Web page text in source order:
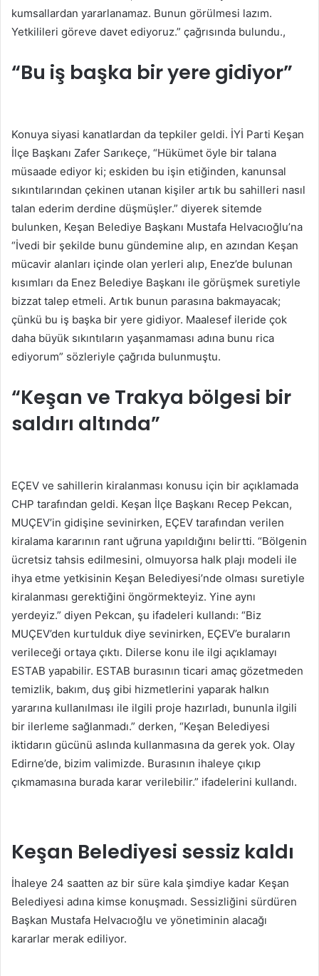
kumsallardan yararlanamaz. Bunun görülmesi lazım.
Yetkilileri göreve davet ediyoruz.” çağrısında bulundu.,
“Bu iş başka bir yere gidiyor”
Konuya siyasi kanatlardan da tepkiler geldi. İYİ Parti Keşan
İlçe Başkanı Zafer Sarıkeçe, “Hükümet öyle bir talana
müsaade ediyor ki; eskiden bu işin etiğinden, kanunsal
sıkıntılarından çekinen utanan kişiler artık bu sahilleri nasıl
talan ederim derdine düşmüşler.” diyerek sitemde
bulunken, Keşan Belediye Başkanı Mustafa Helvacıoğlu’na
“İvedi bir şekilde bunu gündemine alıp, en azından Keşan
mücavir alanları içinde olan yerleri alıp, Enez’de bulunan
kısımları da Enez Belediye Başkanı ile görüşmek suretiyle
bizzat talep etmeli. Artık bunun parasına bakmayacak;
çünkü bu iş başka bir yere gidiyor. Maalesef ileride çok
daha büyük sıkıntıların yaşanmaması adına bunu rica
ediyorum” sözleriyle çağrıda bulunmuştu.
“Keşan ve Trakya bölgesi bir
saldırı altında”
EÇEV ve sahillerin kiralanması konusu için bir açıklamada
CHP tarafından geldi. Keşan İlçe Başkanı Recep Pekcan,
MUÇEV’in gidişine sevinirken, EÇEV tarafından verilen
kiralama kararının rant uğruna yapıldığını belirtti. “Bölgenin
ücretsiz tahsis edilmesini, olmuyorsa halk plajı modeli ile
ihya etme yetkisinin Keşan Belediyesi’nde olması suretiyle
kiralanması gerektiğini öngörmekteyiz. Yine aynı
yerdeyiz.” diyen Pekcan, şu ifadeleri kullandı: “Biz
MUÇEV’den kurtulduk diye sevinirken, EÇEV’e buraların
verileceği ortaya çıktı. Dilerse konu ile ilgi açıklamayı
ESTAB yapabilir. ESTAB burasının ticari amaç gözetmeden
temizlik, bakım, duş gibi hizmetlerini yaparak halkın
yararına kullanılması ile ilgili proje hazırladı, bununla ilgili
bir ilerleme sağlanmadı.” derken, “Keşan Belediyesi
iktidarın gücünü aslında kullanmasına da gerek yok. Olay
Edirne’de, bizim valimizde. Burasının ihaleye çıkıp
çıkmamasına burada karar verilebilir.” ifadelerini kullandı.
Keşan Belediyesi sessiz kaldı
İhaleye 24 saatten az bir süre kala şimdiye kadar Keşan
Belediyesi adına kimse konuşmadı. Sessizliğini sürdüren
Başkan Mustafa Helvacıoğlu ve yönetiminin alacağı
kararlar merak ediliyor.